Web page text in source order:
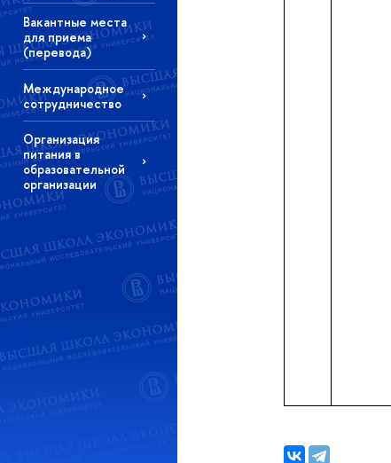
Вакантные места
для приема
(перевода)
Международное
сотрудничество
Организация
питания в
образовательной
организации